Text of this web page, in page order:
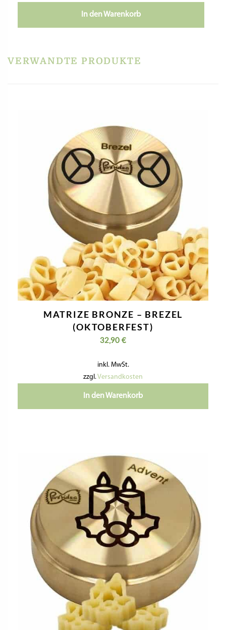
In den Warenkorb
VERWANDTE PRODUKTE
MATRIZE BRONZE – BREZEL
(OKTOBERFEST)
32,90 €
inkl. MwSt.
zzgl.Versandkosten
In den Warenkorb